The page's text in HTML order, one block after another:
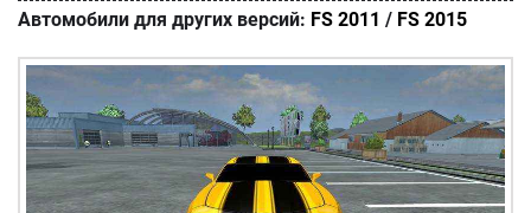
Автомобили для других версий: FS 2011 / FS 2015